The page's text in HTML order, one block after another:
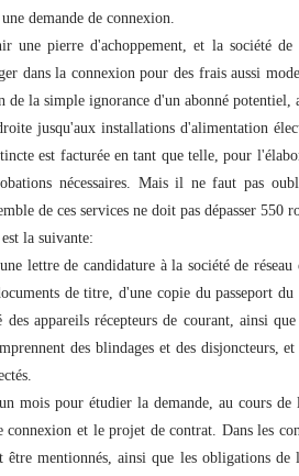
demande de connexion.
une pierre d'achoppement, et la société
dans la connexion pour des frais aussi
la simple ignorance d'un abonné potentiel,
jusqu'aux installations d'alimentation
est facturée en tant que telle, pour
nécessaires. Mais il ne faut pas
de ces services ne doit pas dépasser 550
la suivante:
lettre de candidature à la société de
de titre, d'une copie du passeport
appareils récepteurs de courant, ainsi
des blindages et des disjoncteurs,
mois pour étudier la demande, au cours
connexion et le projet de contrat. Dans les
être mentionnés, ainsi que les obligations